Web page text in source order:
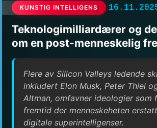
KUNSTIG INTELLIGENS
Teknologimilliardærer og
om en post-menneskelig
Flere av Silicon Valleys ledende
inkludert Elon Musk, Peter Thiel
Altman, omfavner ideologier som
fremtid der menneskeheten
digitale superintelligenser.